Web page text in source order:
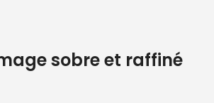
sobre et raffiné